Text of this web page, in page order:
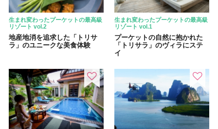
生まれ変わったプーケットの最高級
リゾート vol.2
地産地消を追求した「トリサ
ラ」のユニークな美食体験
生まれ変わったプーケットの最高級
リゾート vol.1
プーケットの自然に抱かれた
「トリサラ」のヴィラにステ
イ